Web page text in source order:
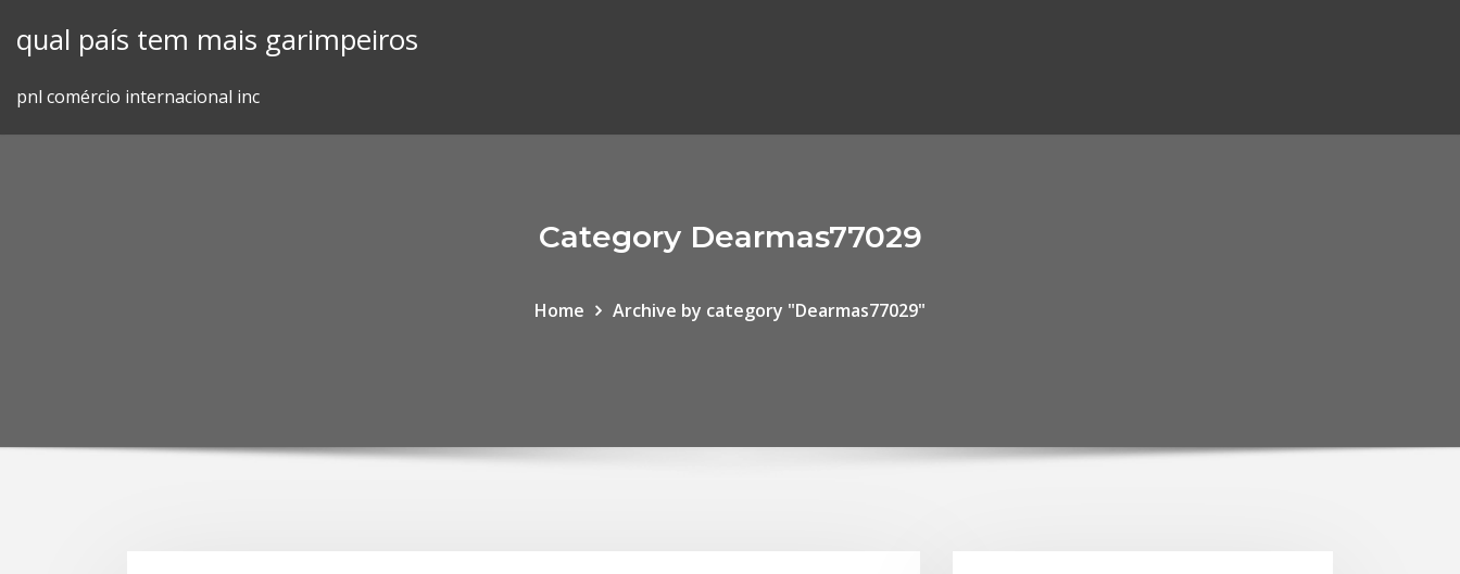
qual país tem mais garimpeiros
pnl comércio internacional inc
Category Dearmas77029
Home Archive by category "Dearmas77029"